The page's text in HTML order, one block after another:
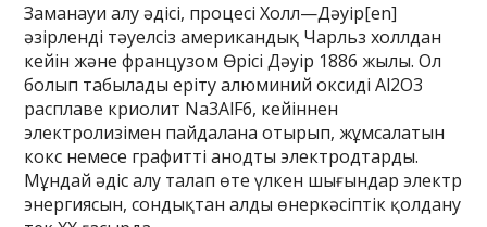
Заманауи алу әдісі, процесі Холл—Дәуір[en]
әзірленді тәуелсіз американдық Чарльз холлдан
кейін және французом Өрісі Дәуір 1886 жылы. Ол
болып табылады еріту алюминий оксиді Al2O3
расплаве криолит Na3AlF6, кейіннен
электролизімен пайдалана отырып, жұмсалатын
кокс немесе графитті анодты электродтарды.
Мұндай әдіс алу талап өте үлкен шығындар электр
энергиясын, сондықтан алды өнеркәсіптік қолдану